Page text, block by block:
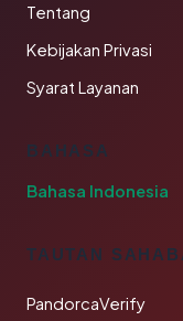
Tentang
Kebijakan Privasi
Syarat Layanan
BAHASA
Bahasa Indonesia
TAUTAN
PandorcaVerify